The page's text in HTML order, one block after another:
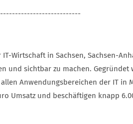
Wirtschaft in Sachsen, Sachsen-
und sichtbar zu machen. Gegründet
Anwendungsbereichen der IT in
Umsatz und beschäftigen knapp